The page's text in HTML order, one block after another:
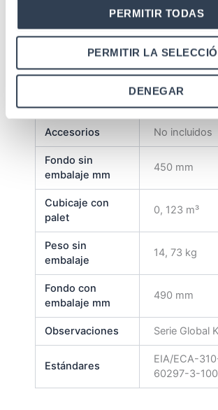
PERMITIR TODAS
PERMITIR LA
DENEGAR
Puerta frontal
Cristal
mm con
polvo de
Accesorios No incluidos
Fondo sin
embalaje mm
450 mm
Cubicaje con
palet
0, 123 m³
Peso sin
embalaje
14, 73 kg
Fondo con
embalaje mm
490 mm
Observaciones Serie Global
Estándares
EIA/ECA-
60297-3-100